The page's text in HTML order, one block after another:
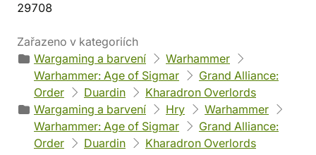
29708
Zařazeno v kategoriích
Wargaming a barvení
Warhammer
Warhammer: Age of Sigmar
Grand Alliance:
Order
Duardin
Kharadron Overlords
Wargaming a barvení
Hry
Warhammer
Warhammer: Age of Sigmar
Grand Alliance:
Order
Duardin Kharadron Overlords